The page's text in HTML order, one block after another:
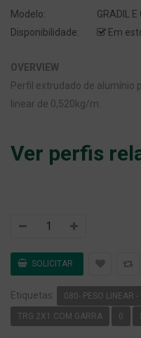
Modelo:
GRADIL
Disponibilidade:
Em
OVERVIEW
Perfil extrudado de alumínio
linear de 0,520kg/m.
Ver perfis
Etiquetas: 080- PESO LINEAR -
TRG.2X1 COM GARRA 0